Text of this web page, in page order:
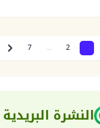
2
...
7
Next
النشرة البريدية